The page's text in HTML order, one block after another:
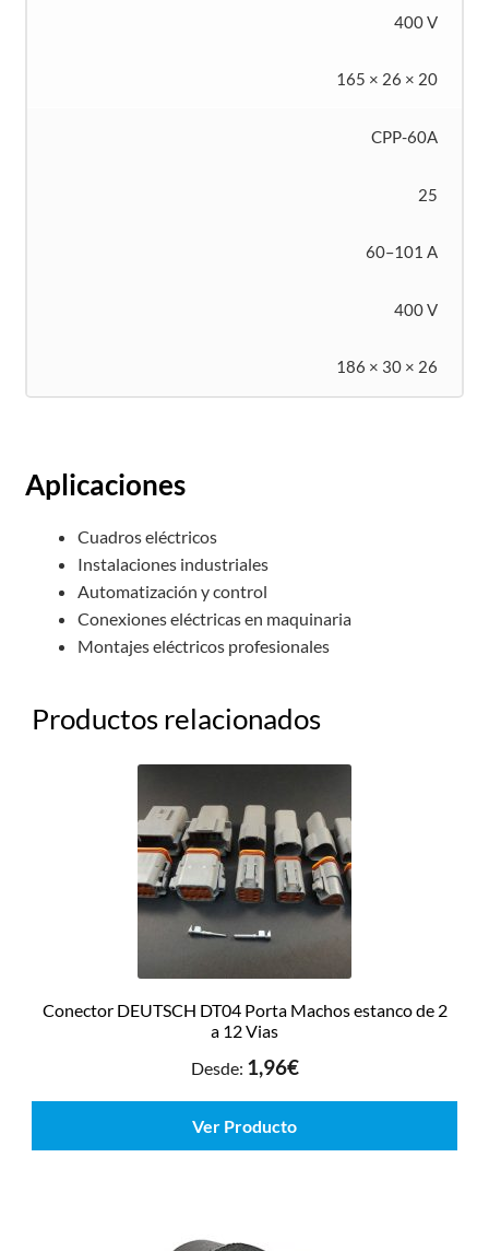
400 V
165 × 26 × 20
CPP-60A
25
60–101 A
400 V
186 × 30 × 26
Aplicaciones
Cuadros eléctricos
Instalaciones industriales
Automatización y control
Conexiones eléctricas en maquinaria
Montajes eléctricos profesionales
Productos relacionados
Conector DEUTSCH DT04 Porta Machos estanco de 2
a 12 Vias
Desde: 1,96€
Ver Producto